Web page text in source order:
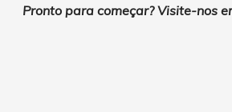
Pronto para começar? Visite-nos